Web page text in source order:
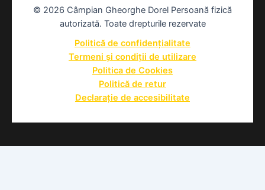
© 2026 Câmpian Gheorghe Dorel Persoană fizică
autorizată. Toate drepturile rezervate
Politică de confidențialitate
Termeni și condiții de utilizare
Politica de Cookies
Politică de retur
Declarație de accesibilitate